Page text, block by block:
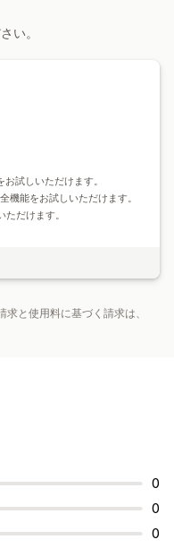
い。
試しいただけます。
機能をお試しいただけます。
だけます。
と使用料に基づく請求は、
0
0
0